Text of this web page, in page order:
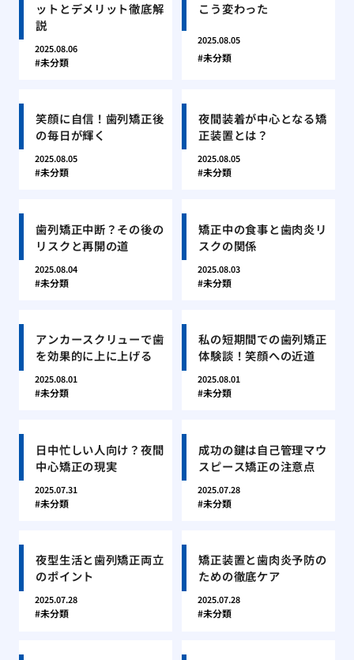
ットとデメリット徹底解
説
2025.08.06
未分類
こう変わった
2025.08.05
未分類
笑顔に自信！歯列矯正後
の毎日が輝く
2025.08.05
未分類
夜間装着が中心となる矯
正装置とは？
2025.08.05
未分類
歯列矯正中断？その後の
リスクと再開の道
2025.08.04
未分類
矯正中の食事と歯肉炎リ
スクの関係
2025.08.03
未分類
アンカースクリューで歯
を効果的に上に上げる
2025.08.01
未分類
私の短期間での歯列矯正
体験談！笑顔への近道
2025.08.01
未分類
日中忙しい人向け？夜間
中心矯正の現実
2025.07.31
未分類
成功の鍵は自己管理マウ
スピース矯正の注意点
2025.07.28
未分類
夜型生活と歯列矯正両立
のポイント
2025.07.28
未分類
矯正装置と歯肉炎予防の
ための徹底ケア
2025.07.28
未分類